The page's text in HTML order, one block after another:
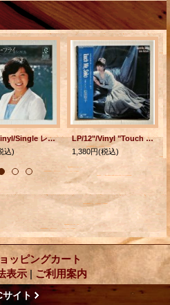
EP/7"/Vinyl/Single レット・ミー・フライ/嘘ポーズ姿 作詞、作曲、歌 石川優子 編曲 大村雅朗、飛澤宏元 (1979) Radio City Records
込)
LP/12"/Vinyl "Touch Me, Seiko B面コレクション" 松田聖子 (1984) CBS・SONY 帯/ライナー/シュリンク付き
1,380円(税込)
ッピングカート
表示 | ご利用案内
サイト